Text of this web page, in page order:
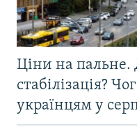
Ціни на пальне.
стабілізація?
українцям у